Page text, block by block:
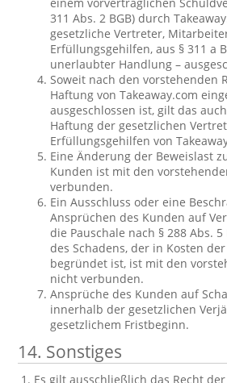
311 Abs. 2 BGB) durch
gesetzliche Vertreter,
Erfüllungsgehilfen, aus § 311 a
unerlaubter Handlung –
Soweit nach den vorstehenden
Haftung von Takeaway.com
ausgeschlossen ist, gilt das
Haftung der gesetzlichen
Erfüllungsgehilfen von
Eine Änderung der Beweislast
Kunden ist mit den
verbunden.
Ein Ausschluss oder eine
Ansprüchen des Kunden auf
die Pauschale nach § 288 Abs.
des Schadens, der in Kosten
begründet ist, ist mit den
nicht verbunden.
Ansprüche des Kunden auf
innerhalb der gesetzlichen
gesetzlichem Fristbeginn.
14. Sonstiges
Es gilt ausschließlich das Recht